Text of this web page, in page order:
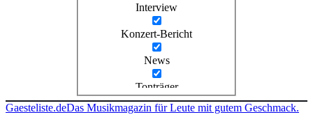
Interview
Konzert-Bericht
News
Tonträger
Gaesteliste.deDas Musikmagazin für Leute mit gutem Geschmack.